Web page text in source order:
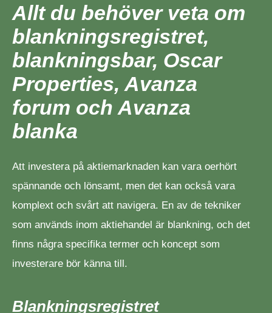
Allt du behöver veta om
blankningsregistret,
blankningsbar, Oscar
Properties, Avanza
forum och Avanza
blanka
Att investera på aktiemarknaden kan vara oerhört
spännande och lönsamt, men det kan också vara
komplext och svårt att navigera. En av de tekniker
som används inom aktiehandel är blankning, och det
finns några specifika termer och koncept som
investerare bör känna till.
Blankningsregistret